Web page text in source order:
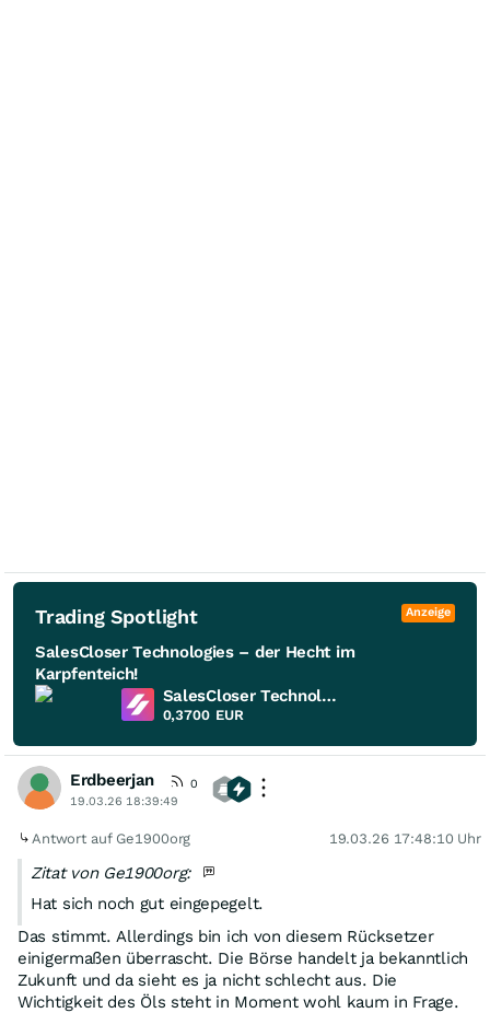
Trading Spotlight Anzeige
SalesCloser Technologies – der Hecht im
Karpfenteich!
SalesCloser Technologies
0,3700 EUR
Erdbeerjan
0
19.03.26 18:39:49
Antwort auf Ge1900org 19.03.26 17:48:10 Uhr
Zitat von Ge1900org:
Hat sich noch gut eingepegelt.
Das stimmt. Allerdings bin ich von diesem Rücksetzer
einigermaßen überrascht. Die Börse handelt ja bekanntlich
Zukunft und da sieht es ja nicht schlecht aus. Die
Wichtigkeit des Öls steht in Moment wohl kaum in Frage.